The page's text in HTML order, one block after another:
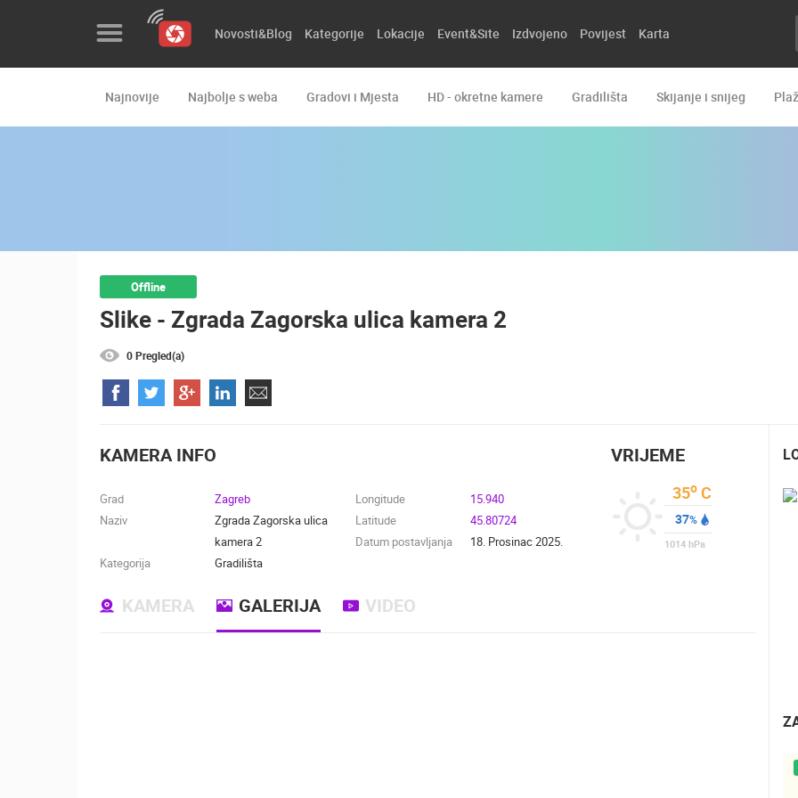
Izdvojeno
Povijest
Karta
NAMA,
NAGRADE I
DONACIJE
WEB
Novosti&Blog Kategorije Lokacije Event&Site Izdvojeno Povijest Karta
Najnovije Najbolje s weba Gradovi i Mjesta HD - okretne kamere Gradilišta Skijanje i snijeg
Offline
Slike - Zgrada Zagorska ulica kamera 2
0 Pregled(a)
KAMERA INFO
Grad
Zagreb
Naziv
Zgrada Zagorska ulica
kamera 2
Kategorija
Gradilišta
Longitude
15.940
Latitude
45.80724
Datum postavljanja
18. Prosinac 2025.
VRIJEME
35o C
37%
1014 hPa
KAMERA GALERIJA VIDEO